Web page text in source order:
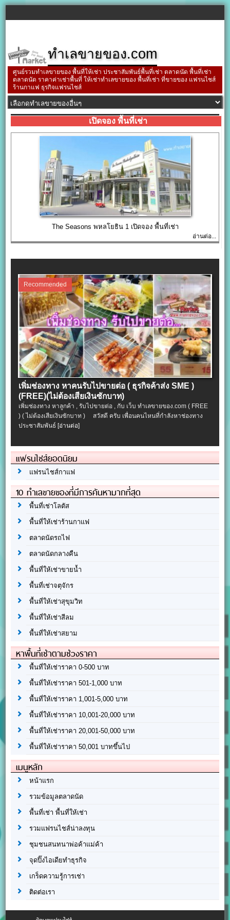
ทำเลขายของ.com
ศูนย์รวมทำเลขายของ พื้นที่ให้เช่า ประชาสัมพันธ์พื้นที่เช่า ตลาดนัด พื้นที่เช่า
ตลาดนัด ราคาค่าเช่าพื้นที่ ให้เช่าทำเลขายของ พื้นที่เช่า ที่ขายของ แฟรนไชส์
ร้านกาแฟ ธุรกิจแฟรนไชส์
เปิดจอง พื้นที่เช่า
The Seasons พหลโยธิน 1 เปิดจอง พื้นที่เช่า
อ่านต่อ...
Recommended
เพิ่มช่องทาง หาคนรับไปขายต่อ ( ธุรกิจค้าส่ง SME )
(FREE)(ไม่ต้องเสียเงินซักบาท)
เพิ่มช่องทาง หาลูกค้า , รับไปขายต่อ , กับ เว็บ ทำเลขายของ.com ( FREE
) ( ไม่ต้องเสียเงินซักบาท ) สวัสดี ครับ เพื่อนคนไหนที่กำลังหาช่องทาง
ประชาสัมพันธ์[อ่านต่อ]
แฟรนไชส์ยอดนิยม
แฟรนไชส์กาแฟ
10 ทำเลขายของที่มีการค้นหามากที่สุด
พื้นที่เช่าโลตัส
พื้นที่ให้เช่าร้านกาแฟ
ตลาดนัดรถไฟ
ตลาดนัดกลางคืน
พื้นที่ให้เช่าขายน้ำ
พื้นที่เช่าจตุจักร
พื้นที่ให้เช่าสุขุมวิท
พื้นที่ให้เช่าสีลม
พื้นที่ให้เช่าสยาม
หาพื้นที่เช่าตามช่วงราคา
พื้นที่ให้เช่าราคา 0-500 บาท
พื้นที่ให้เช่าราคา 501-1,000 บาท
พื้นที่ให้เช่าราคา 1,001-5,000 บาท
พื้นที่ให้เช่าราคา 10,001-20,000 บาท
พื้นที่ให้เช่าราคา 20,001-50,000 บาท
พื้นที่ให้เช่าราคา 50,001 บาทขึ้นไป
เมนูหลัก
หน้าแรก
รวมข้อมูลตลาดนัด
พื้นที่เช่า พื้นที่ให้เช่า
รวมแฟรนไชส์น่าลงทุน
ชุมชนสนทนาพ่อค้าแม่ค้า
จุดปิ๊งไอเดียทำธุรกิจ
เกร็ดความรู้การเช่า
ติดต่อเรา